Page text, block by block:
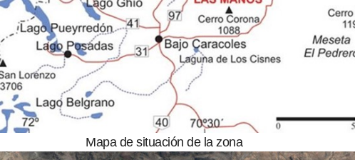
Mapa de situación de la zona